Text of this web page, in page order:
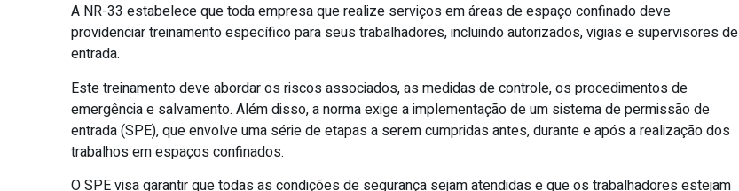
A NR-33 estabelece que toda empresa que realize serviços em áreas de espaço confinado deve
providenciar treinamento específico para seus trabalhadores, incluindo autorizados, vigias e supervisores de
entrada.
Este treinamento deve abordar os riscos associados, as medidas de controle, os procedimentos de
emergência e salvamento. Além disso, a norma exige a implementação de um sistema de permissão de
entrada (SPE), que envolve uma série de etapas a serem cumpridas antes, durante e após a realização dos
trabalhos em espaços confinados.
O SPE visa garantir que todas as condições de segurança sejam atendidas e que os trabalhadores estejam